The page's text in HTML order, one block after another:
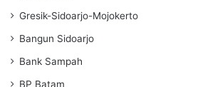
Gresik-Sidoarjo-Mojokerto
Bangun Sidoarjo
Bank Sampah
BP Batam